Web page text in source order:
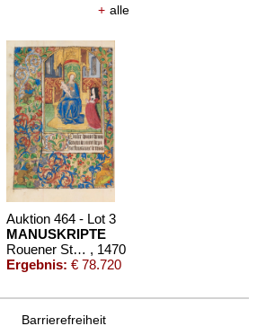
+ alle
Auktion 464 - Lot 3
MANUSKRIPTE
Rouener Stundenbuch , 1470
Ergebnis: € 78.720
Barrierefreiheit